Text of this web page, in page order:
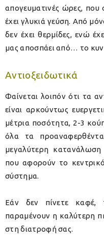
απογευματινές ώρες,
έχει γλυκιά γεύση. Από
δεν έχει θερμίδες, ενώ
μας αποσπάει από… το
Αντιοξειδωτικά
Φαίνεται λοιπόν ότι τα
είναι αρκούντως
μέτρια ποσότητα, 2-3
όλα τα
μεγαλύτερη κατανάλωση
που αφορούν το
σύστημα.
Εάν δεν πίνετε καφέ,
παραμένουν η καλύτερη
στη διατροφή σας.